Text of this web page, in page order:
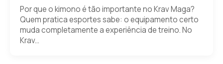
Por que o kimono é tão importante no Krav Maga?
Quem pratica esportes sabe: o equipamento certo
muda completamente a experiência de treino. No
Krav...